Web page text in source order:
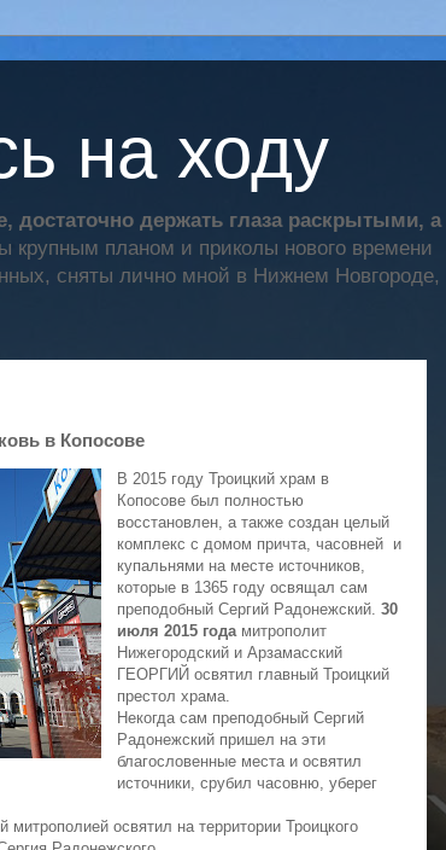
на ходу
достаточно держать глаза раскрытыми,
крупным планом и приколы нового времени
сняты лично мной в Нижнем Новгороде,
в Копосове
В 2015 году Троицкий храм в
Копосове был полностью
восстановлен, а также создан целый
комплекс с домом причта, часовней и
купальнями на месте источников,
которые в 1365 году освящал сам
преподобный Сергий Радонежский. 30
июля 2015 года митрополит
Нижегородский и Арзамасский
ГЕОРГИЙ освятил главный Троицкий
престол храма.
Некогда сам преподобный Сергий
Радонежский пришел на эти
благословенные места и освятил
источники, срубил часовню, уберег
освятил на территории Троицкого